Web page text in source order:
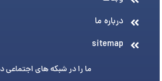
درباره ما
sitemap
ما را در شبکه های اجتماعی